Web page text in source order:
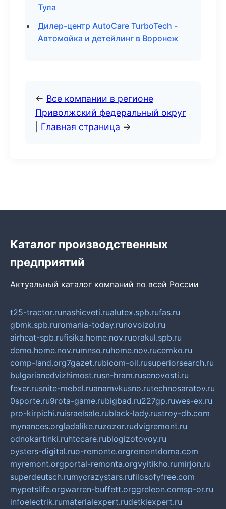
Тула
Дилер-центр AutoCare TurboTech -
Автомойка и детейлинг в Воронеж
← Все компании в регионе
Приволжский федеральный округ
Главная страница →
Каталог производственных
предприятий
Актуальный каталог компаний по всей России
t25-tractor.runashicveti.rualutex.spb.rufas.ru
gbmk.spb.ruromania-today.runovoizol.ru
airheat-spb.rufisika.home.nov.ruorakul.spb.ru
demo.home.nov.rumnso.ruhome.nov.rucemko.ru
comp-land.org7gazet.rubicom-oil.rusuperiorsearch.ru
bulgarianedvizhimost.rusn-hram.rusenovosti.ru
fexer.rusnite-mebel.ruanamvkusno.rutechnosaratov.ru
0sporte.ru9rota-game.rubigbad.ru227gp.ruwes-ex.ru
pro-kirpichi.ruisraelsale.rublack-lady.rustroy-db.com
mynances.orgladalike.ruzozor.rudvigremont.ru
odnokartinki.ruhtccare.rublogizotovoy.ru
oysters-digital.ruo-remonte.orgremontdoma.com
myremont.orgportal-remonta.orgvyitikho.rumirjon.ru
superdeutsch.rumycrazystars.rufilosofyfree.com
mypetslife.orgwarren-buffett.orggreleon.comsp-or.ru
infoelectrik.rumaterialexpert.rudetkiexpert.ru